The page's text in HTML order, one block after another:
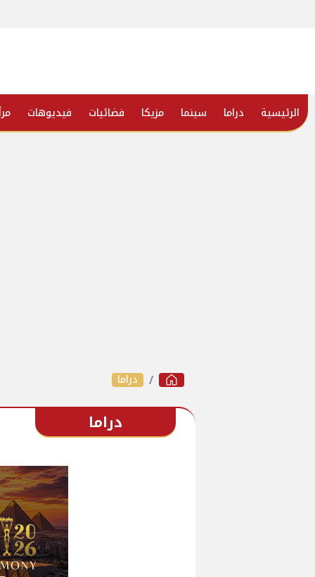
الرئيسية دراما سينما مزيكا فضائيات فيديوهات
دراما
دراما